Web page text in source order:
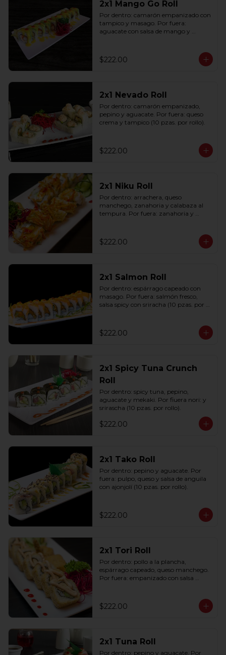
2x1 Mango Go Roll
Por dentro: camarón empanizado con
tampico y masago. Por fuera:
aguacate con salsa de mango y
$222.00
2x1 Nevado Roll
Por dentro: camarón empanizado,
pepino y aguacate. Por fuera: queso
crema y tampico (10 pzas. por rollo).
$222.00
2x1 Niku Roll
Por dentro: arrachera, queso
manchego, zanahoria y calabaza al
tempura. Por fuera: zanahoria y
$222.00
2x1 Salmon Roll
Por dentro: espárrago capeado con
masago. Por fuera: salmón fresco,
salsa spicy con sriracha (10 pzas. por
$222.00
2x1 Spicy Tuna Crunch
Roll
Por dentro: spicy tuna, pepino,
aguacate y mekaki. Por fiuera nori: y
srirascha (10 pzas. por rollo).
$222.00
2x1 Tako Roll
Por dentro: pepino y aguacate. Por
fuera: pulpo, queso y salsa de anguila
con ajonjolí (10 pzas. por rollo).
$222.00
2x1 Tori Roll
Por dentro: pollo a la plancha,
espárrago capeado, queso manchego.
Por fuera: empanizado con salsa
$222.00
2x1 Tuna Roll
Por dentro: pepino y aguacate. Por